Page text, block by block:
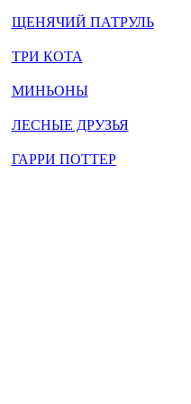
ЩЕНЯЧИЙ ПАТРУЛЬ
ТРИ КОТА
МИНЬОНЫ
ЛЕСНЫЕ ДРУЗЬЯ
ГАРРИ ПОТТЕР